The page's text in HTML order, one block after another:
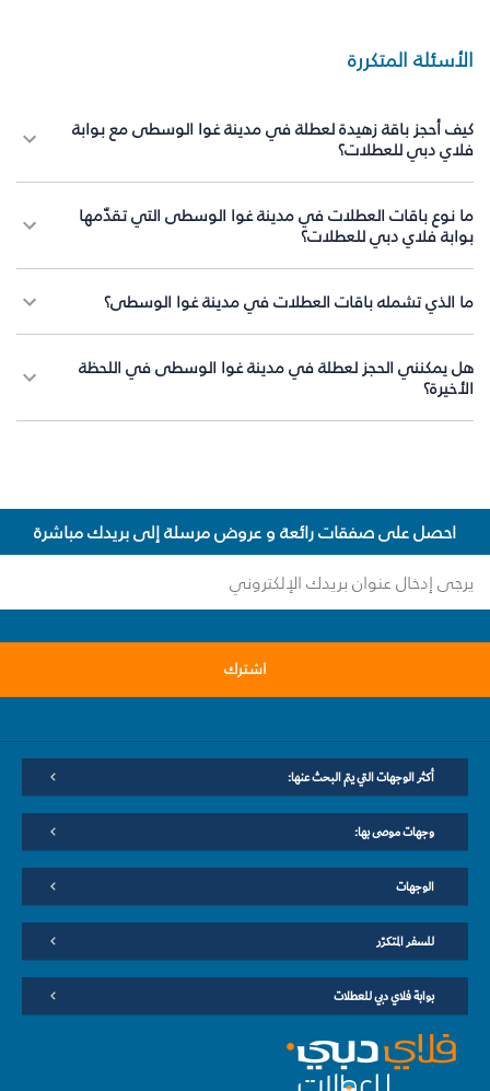
الأسئلة المتكررة
كيف أحجز باقة زهيدة لعطلة في مدينة غوا الوسطى مع بوابة
فلاي دبي للعطلات؟
ما نوع باقات العطلات في مدينة غوا الوسطى التي تقدّمها
بوابة فلاي دبي للعطلات؟
ما الذي تشمله باقات العطلات في مدينة غوا الوسطى؟
هل يمكنني الحجز لعطلة في مدينة غوا الوسطى في اللحظة
الأخيرة؟
احصل على صفقات رائعة و عروض مرسلة إلى بريدك مباشرة
اشترك
أكثر الوجهات التي يتم البحث عنها:
وجهات موصى بها:
الوجهات
للسفر المتكرّر
بوابة فلاي دبي للعطلات